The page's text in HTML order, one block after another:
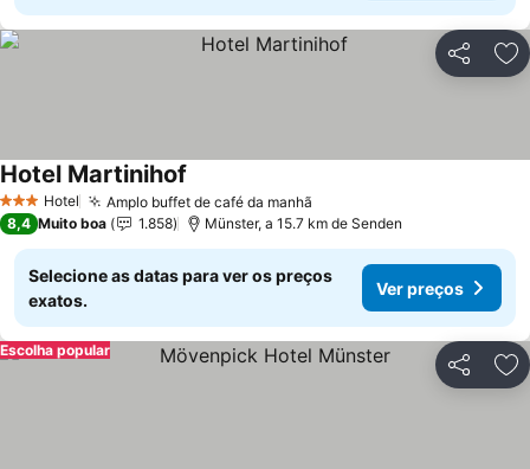
Partilhar
3 EstrelasHotel Amplo buffet de café da manhã
Hotel Martinihof
8,4 Muito boa 1.858 Münster, a 15.7 km de Senden
Selecione as datas para ver os preços
exatos.
Ver preços
Partilhar
Escolha popular